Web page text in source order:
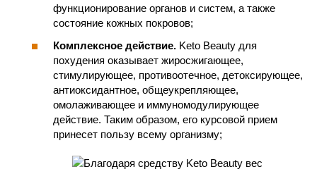
функционирование органов и систем, а также
состояние кожных покровов;
Комплексное действие. Keto Beauty для
похудения оказывает жиросжигающее,
стимулирующее, противоотечное, детоксирующее,
антиоксидантное, общеукрепляющее,
омолаживающее и иммуномодулирующее
действие. Таким образом, его курсовой прием
принесет пользу всему организму;